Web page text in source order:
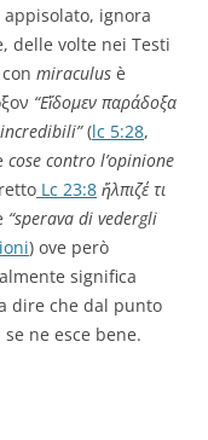
ignora
delle volte nei Testi
miraculus è
“Εἴδομεν παράδοξα
(lc 5:28,
cose contro l’opinione
Lc 23:8 ἤλπιζέ τι
“sperava di vedergli
) ove però
significa
dire che dal punto
ne esce bene.